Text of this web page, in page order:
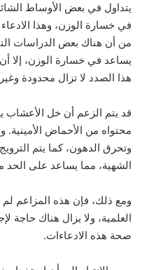
يتداول في بعض الأوساط
في خسارة الوزن، وهذا
من أن هناك بعض الدراسات
يساعد في خسارة الوزن، إلا
هذا الصدد لا تزال محدودة
قد يتم الزعم أن خل
محتواه من الأحماض الأمينية.
وتحرق الدهون، كما يتم
الشهية، مما يساعد على الحد
ومع ذلك، فإن هذه المزاعم
العلمية، ولا يزال هناك حاجة
صحة هذه الادعاءات.